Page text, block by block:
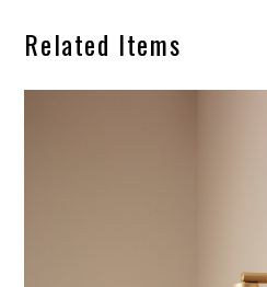
Related Items